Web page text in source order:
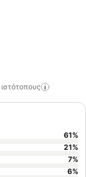
ιστότοπους
61%
21%
7%
6%